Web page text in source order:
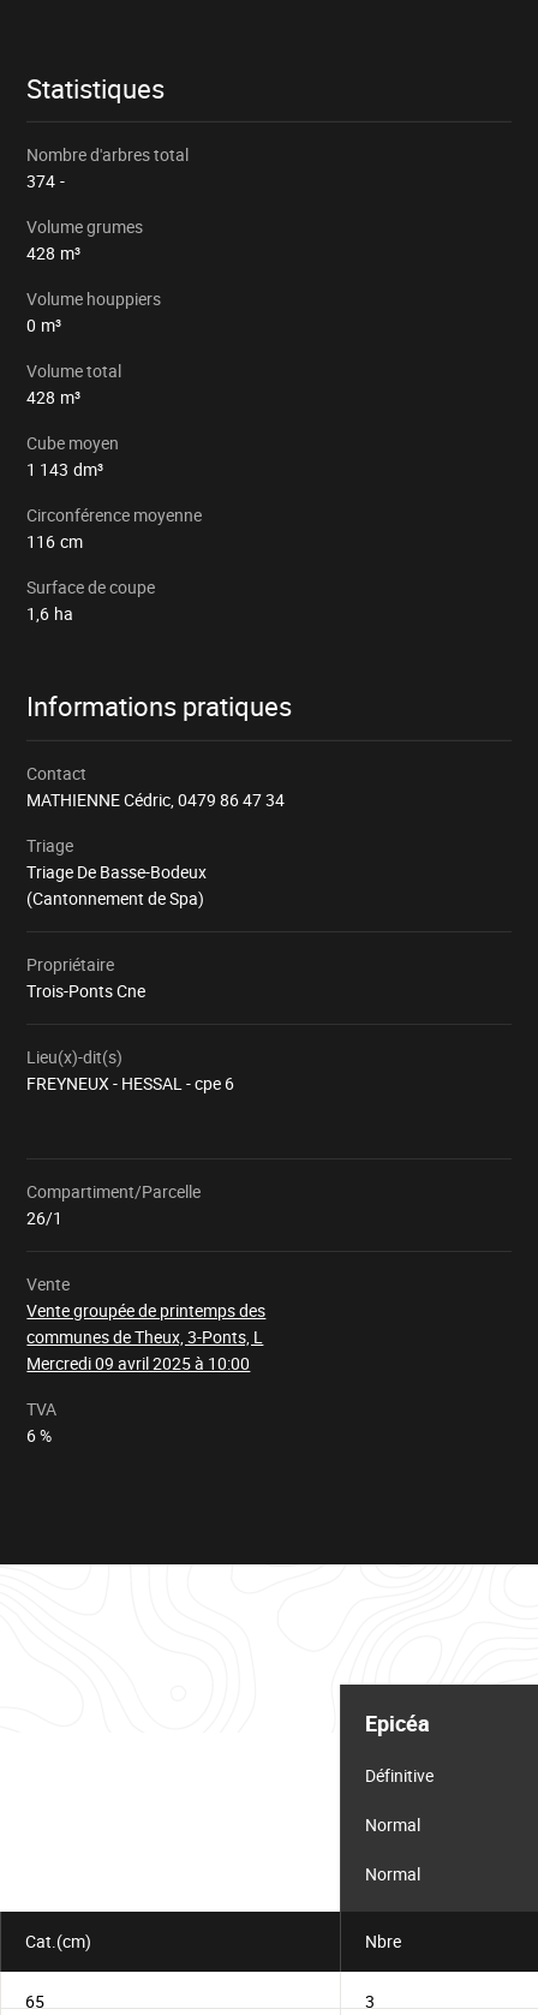
Statistiques
Nombre d'arbres total
374 -
Volume grumes
428 m³
Volume houppiers
0 m³
Volume total
428 m³
Cube moyen
1 143 dm³
Circonférence moyenne
116 cm
Surface de coupe
1,6 ha
Informations pratiques
Contact
MATHIENNE Cédric,0479 86 47 34
Triage
Triage De Basse-Bodeux
(Cantonnement de Spa)
Propriétaire
Trois-Ponts Cne
Lieu(x)-dit(s)
FREYNEUX - HESSAL - cpe 6
Compartiment/Parcelle
26/1
Vente
Vente groupée de printemps des
communes de Theux, 3-Ponts, L
Mercredi 09 avril 2025 à 10:00
Chargement
TVA
6 %
Epicéa
Définitive
Normal
Normal
Cat.(cm) Nbre
65 3